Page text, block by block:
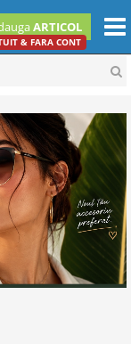
ARTICOL
& FARA CONT